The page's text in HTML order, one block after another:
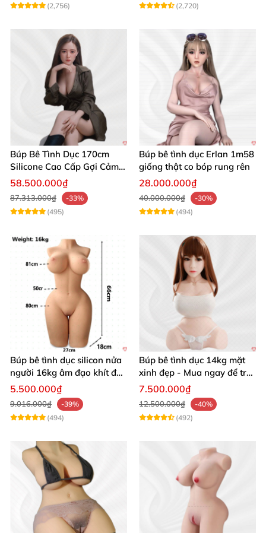
Búp bê tình dục tóc đỏ Irontech Doll 159cm Layla S39 đầy đặn,
Búp bê tình dục tóc đỏ Irontech Doll 159cm Layla S39 đầy đặn,
chân thật
Búp bê tình dục tóc đỏ Irontech Doll 159cm Layla S39 đầy đặn,
(2,756) (2,720)
Búp Bê Tình Dục 170cm
Silicone Cao Cấp Gợi Cảm
Giống Thật
58.500.000₫
87.313.000₫
-33%
(495)
Búp bê tình dục Erlan 1m58
giống thật co bóp rung rên
28.000.000₫
40.000.000₫
-30%
(494)
Búp bê tình dục silicon nửa
người 16kg âm đạo khít độn
khung
5.500.000₫
9.016.000₫
-39%
(494)
Búp bê tình dục 14kg mặt
xinh đẹp - Mua ngay để trải
nghiệm
7.500.000₫
12.500.000₫
-40%
(492)